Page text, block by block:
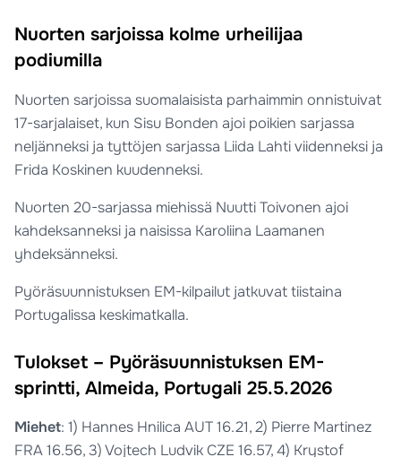
Nuorten sarjoissa kolme urheilijaa
podiumilla
Nuorten sarjoissa suomalaisista parhaimmin onnistuivat
17-sarjalaiset, kun Sisu Bonden ajoi poikien sarjassa
neljänneksi ja tyttöjen sarjassa Liida Lahti viidenneksi ja
Frida Koskinen kuudenneksi.
Nuorten 20-sarjassa miehissä Nuutti Toivonen ajoi
kahdeksanneksi ja naisissa Karoliina Laamanen
yhdeksänneksi.
Pyöräsuunnistuksen EM-kilpailut jatkuvat tiistaina
Portugalissa keskimatkalla.
Tulokset – Pyöräsuunnistuksen EM-
sprintti, Almeida, Portugali 25.5.2026
Miehet: 1) Hannes Hnilica AUT 16.21, 2) Pierre Martinez
FRA 16.56, 3) Vojtech Ludvik CZE 16.57, 4) Krystof